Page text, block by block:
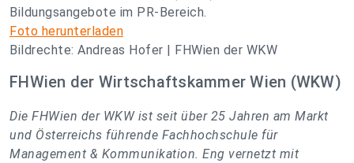
Bildungsangebote im PR-Bereich.
Foto herunterladen
Bildrechte: Andreas Hofer | FHWien der WKW
FHWien der Wirtschaftskammer Wien (WKW)
Die FHWien der WKW ist seit über 25 Jahren am Markt
und Österreichs führende Fachhochschule für
Management & Kommunikation. Eng vernetzt mit